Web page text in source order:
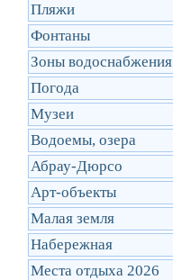
Пляжи
Фонтаны
Зоны водоснабжения
Погода
Музеи
Водоемы, озера
Абрау-Дюрсо
Арт-объекты
Малая земля
Набережная
Места отдыха 2026